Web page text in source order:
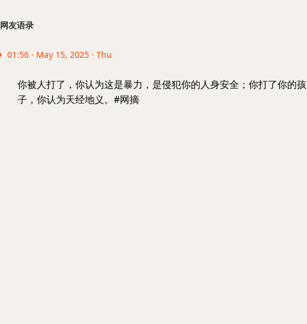
网友语录
01:56 · May 15, 2025 · Thu
你被人打了，你认为这是暴力，是侵犯你的人身安全；你打了你的孩
子，你认为天经地义。#网摘